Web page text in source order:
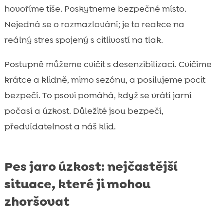
hovoříme tiše. Poskytneme bezpečné místo.
Nejedná se o rozmazlování; je to reakce na
reálný stres spojený s citlivostí na tlak.
Postupně můžeme cvičit s desenzibilizací. Cvičíme
krátce a klidně, mimo sezónu, a posilujeme pocit
bezpečí. To psovi pomáhá, když se vrátí jarní
počasí a úzkost. Důležité jsou bezpečí,
předvídatelnost a náš klid.
Pes jaro úzkost: nejčastější
situace, které ji mohou
zhoršovat